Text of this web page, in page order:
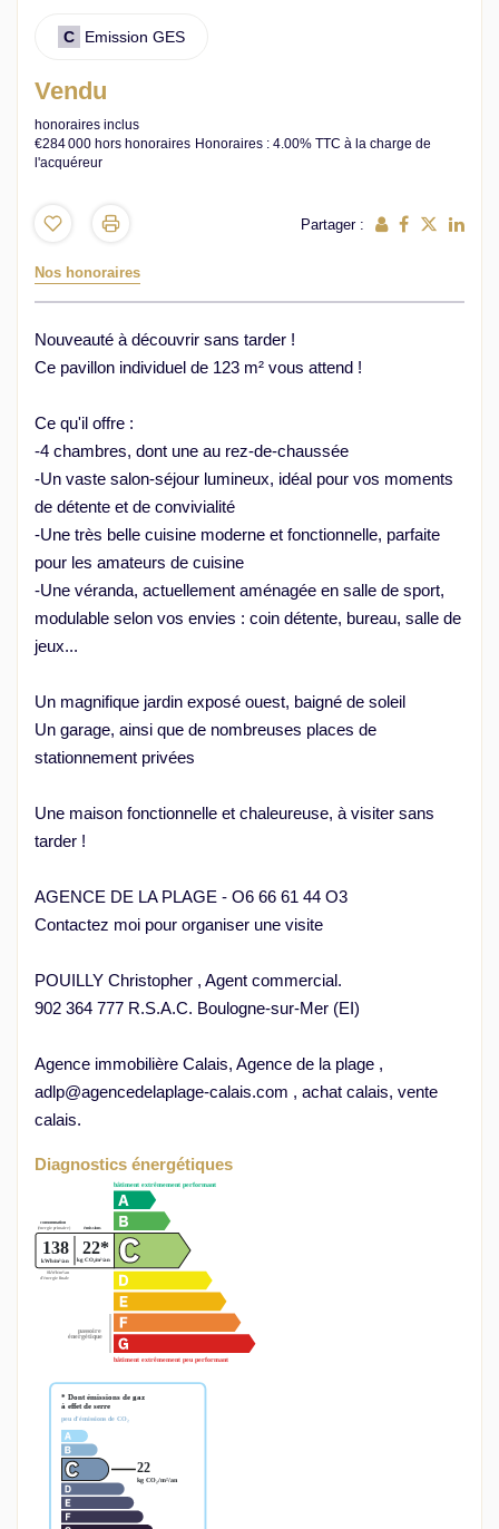
C Emission GES
Vendu
honoraires inclus
€284 000 hors honoraires Honoraires : 4.00% TTC à la charge de
l'acquéreur
Partager :
Nos honoraires
Nouveauté à découvrir sans tarder !
Ce pavillon individuel de 123 m² vous attend !
Ce qu'il offre :
-4 chambres, dont une au rez-de-chaussée
-Un vaste salon-séjour lumineux, idéal pour vos moments
de détente et de convivialité
-Une très belle cuisine moderne et fonctionnelle, parfaite
pour les amateurs de cuisine
-Une véranda, actuellement aménagée en salle de sport,
modulable selon vos envies : coin détente, bureau, salle de
jeux...
Un magnifique jardin exposé ouest, baigné de soleil
Un garage, ainsi que de nombreuses places de
stationnement privées
Une maison fonctionnelle et chaleureuse, à visiter sans
tarder !
AGENCE DE LA PLAGE - O6 66 61 44 O3
Contactez moi pour organiser une visite
POUILLY Christopher , Agent commercial.
902 364 777 R.S.A.C. Boulogne-sur-Mer (EI)
Agence immobilière Calais, Agence de la plage ,
adlp@agencedelaplage-calais.com , achat calais, vente
calais.
Diagnostics énergétiques